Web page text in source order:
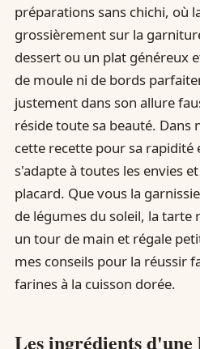
préparations sans chichi, où
grossièrement sur la
dessert ou un plat généreux
de moule ni de bords
justement dans son allure
réside toute sa beauté. Dans
cette recette pour sa rapidité
s'adapte à toutes les envies
placard. Que vous la
de légumes du soleil, la tarte
un tour de main et régale
mes conseils pour la réussir
farines à la cuisson dorée.
Les ingrédients d'une